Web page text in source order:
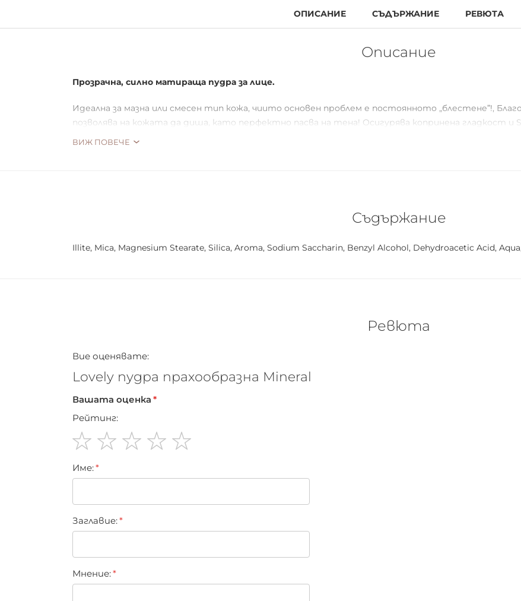
ОПИСАНИЕ СЪДЪРЖАНИЕ РЕВЮТА
Описание
Прозрачна, силно матираща пудра за лице.
Идеална за мазна или смесен тип кожа, чиито основен проблем е постоянното „блестене”!,
позволява на кожата да диша, като перфектно пасва на тена! Осигурява копринена гладкост и
Продуктът не е тестван върху животни.
ВИЖ ПОВЕЧЕ
Съдържание
Illite, Mica, Magnesium Stearate, Silica, Aroma, Sodium Saccharin, Benzyl Alcohol, Dehydroacetic Acid, Aqua,
Ревюта
Вие оценявате:
Lovely пудра прахообразна Mineral
Вашата оценка
Рейтинг:
star
stars
stars
stars
stars
Име:
Заглавиe:
Мнение: